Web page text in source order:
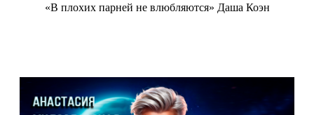
«В плохих парней не влюбляются» Даша Коэн